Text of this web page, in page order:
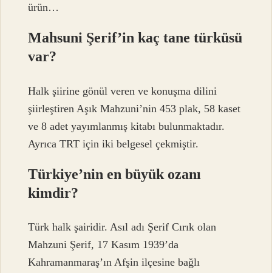
ürün…
Mahsuni Şerif’in kaç tane türküsü
var?
Halk şiirine gönül veren ve konuşma dilini
şiirleştiren Aşık Mahzuni’nin 453 plak, 58 kaset
ve 8 adet yayımlanmış kitabı bulunmaktadır.
Ayrıca TRT için iki belgesel çekmiştir.
Türkiye’nin en büyük ozanı
kimdir?
Türk halk şairidir. Asıl adı Şerif Cırık olan
Mahzuni Şerif, 17 Kasım 1939’da
Kahramanmaraş’ın Afşin ilçesine bağlı